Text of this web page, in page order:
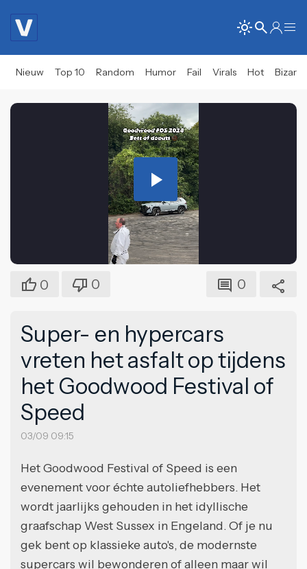
Nieuw Top 10 Random Humor Fail Virals Hot Bizar
Play
Video
0 0 0
Super- en hypercars
vreten het asfalt op tijdens
het Goodwood Festival of
Speed
03/09 09:15
Het Goodwood Festival of Speed is een
evenement voor échte autoliefhebbers. Het
wordt jaarlijks gehouden in het idyllische
graafschap West Sussex in Engeland. Of je nu
gek bent op klassieke auto's, de modernste
supercars wil bewonderen of alleen maar wil